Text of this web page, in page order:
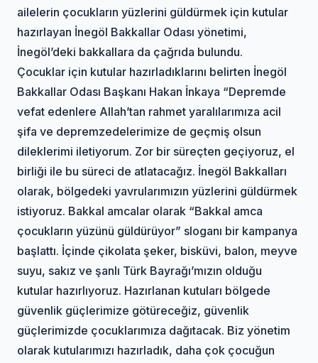
ailelerin çocukların yüzlerini güldürmek için kutular
hazırlayan İnegöl Bakkallar Odası yönetimi,
İnegöl’deki bakkallara da çağrıda bulundu.
Çocuklar için kutular hazırladıklarını belirten İnegöl
Bakkallar Odası Başkanı Hakan İnkaya “Depremde
vefat edenlere Allah’tan rahmet yaralılarımıza acil
şifa ve depremzedelerimize de geçmiş olsun
dileklerimi iletiyorum. Zor bir süreçten geçiyoruz, el
birliği ile bu süreci de atlatacağız. İnegöl Bakkalları
olarak, bölgedeki yavrularımızın yüzlerini güldürmek
istiyoruz. Bakkal amcalar olarak “Bakkal amca
çocukların yüzünü güldürüyor” sloganı bir kampanya
başlattı. İçinde çikolata şeker, bisküvi, balon, meyve
suyu, sakız ve şanlı Türk Bayrağı’mızın olduğu
kutular hazırlıyoruz. Hazırlanan kutuları bölgede
güvenlik güçlerimize götüreceğiz, güvenlik
güçlerimizde çocuklarımıza dağıtacak. Biz yönetim
olarak kutularımızı hazırladık, daha çok çocuğun